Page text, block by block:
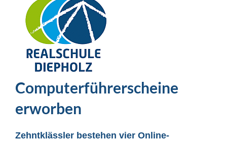
Computerführerscheine
erworben
Zehntklässler bestehen vier Online-